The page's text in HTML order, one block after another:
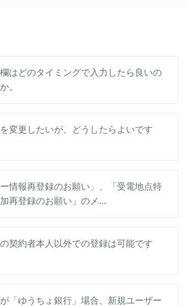
欄はどのタイミングで入力したら良いの
。
変更したいが、どうしたらよいです
ー情報再登録のお願い」、「受電地点特
再登録のお願い」のメ...
契約者本人以外での登録は可能です
「ゆうちょ銀行」場合、新規ユーザー